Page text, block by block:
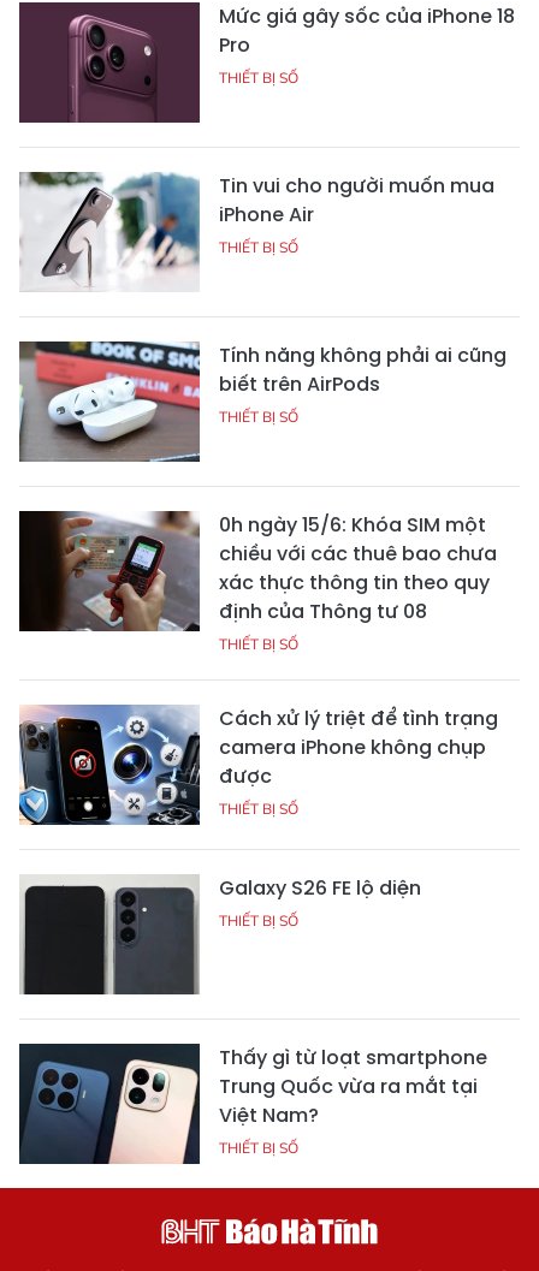
Mức giá gây sốc của iPhone 18
Pro
THIẾT BỊ SỐ
Tin vui cho người muốn mua
iPhone Air
THIẾT BỊ SỐ
Tính năng không phải ai cũng
biết trên AirPods
THIẾT BỊ SỐ
0h ngày 15/6: Khóa SIM một
chiều với các thuê bao chưa
xác thực thông tin theo quy
định của Thông tư 08
THIẾT BỊ SỐ
Cách xử lý triệt để tình trạng
camera iPhone không chụp
được
THIẾT BỊ SỐ
Galaxy S26 FE lộ diện
THIẾT BỊ SỐ
Thấy gì từ loạt smartphone
Trung Quốc vừa ra mắt tại
Việt Nam?
THIẾT BỊ SỐ